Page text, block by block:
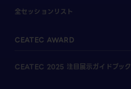
全セッションリスト
CEATEC AWARD
CEATEC 2025 注目展示ガイドブック